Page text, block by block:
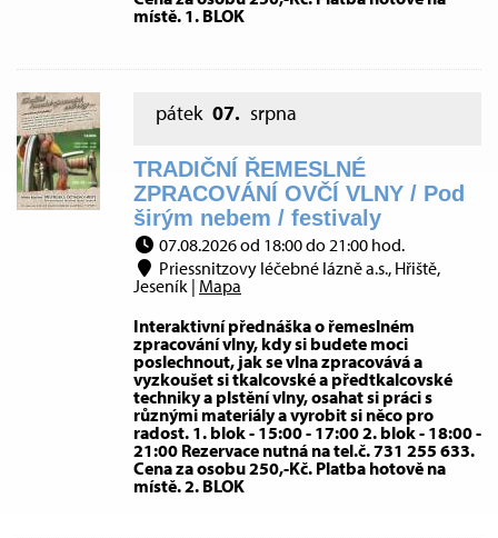
místě. 1. BLOK
pátek 07. srpna
TRADIČNÍ ŘEMESLNÉ
ZPRACOVÁNÍ OVČÍ VLNY / Pod
širým nebem / festivaly
07.08.2026 od 18:00 do 21:00 hod.
Priessnitzovy léčebné lázně a.s., Hřiště,
Jeseník | Mapa
Interaktivní přednáška o řemeslném
zpracování vlny, kdy si budete moci
poslechnout, jak se vlna zpracovává a
vyzkoušet si tkalcovské a předtkalcovské
techniky a plstění vlny, osahat si práci s
různými materiály a vyrobit si něco pro
radost. 1. blok - 15:00 - 17:00 2. blok - 18:00 -
21:00 Rezervace nutná na tel.č. 731 255 633.
Cena za osobu 250,-Kč. Platba hotově na
místě. 2. BLOK